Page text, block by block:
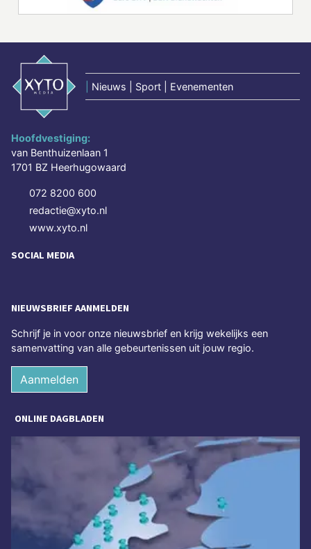
Nieuws | Sport | Evenementen
Hoofdvestiging:
van Benthuizenlaan 1
1701 BZ Heerhugowaard
072 8200 600
redactie@xyto.nl
www.xyto.nl
SOCIAL MEDIA
NIEUWSBRIEF AANMELDEN
Schrijf je in voor onze nieuwsbrief en krijg wekelijks een
samenvatting van alle gebeurtenissen uit jouw regio.
Aanmelden
ONLINE DAGBLADEN